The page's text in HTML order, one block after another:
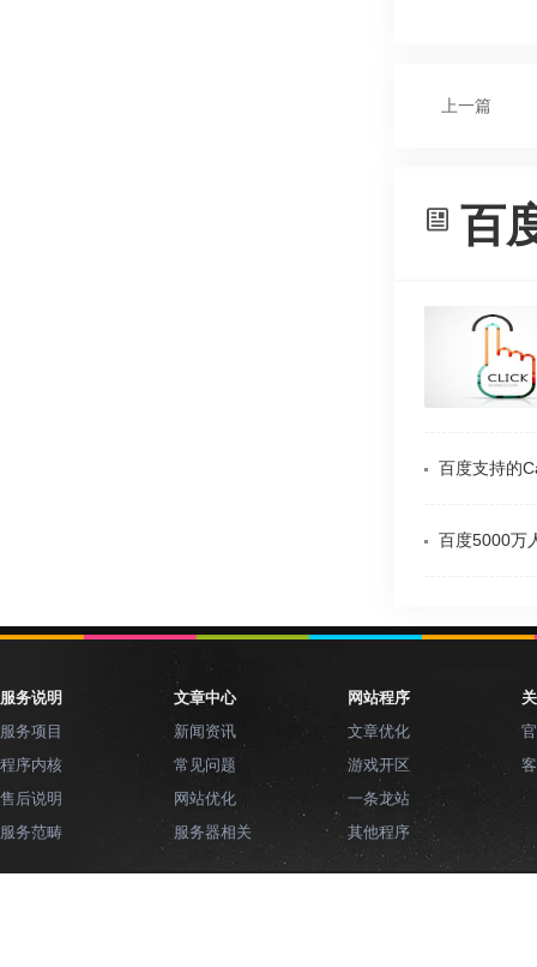
上一篇
百
百度支持的
百度5000万
服务说明
服务项目
程序内核
售后说明
服务范畴
文章中心
新闻资讯
常见问题
网站优化
服务器相关
网站程序
文章优化
游戏开区
一条龙站
其他程序